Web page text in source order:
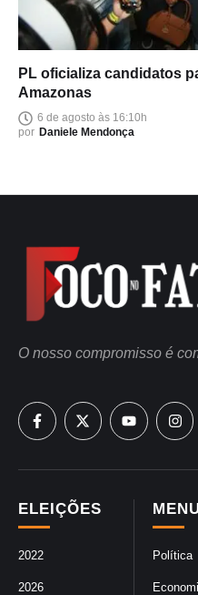
PL oficializa candidatos
Amazonas
6 de agosto às 16:10h
por Daniele Mendonça
Política
ELEIÇÕES
2022
2026
O nosso compromisso é